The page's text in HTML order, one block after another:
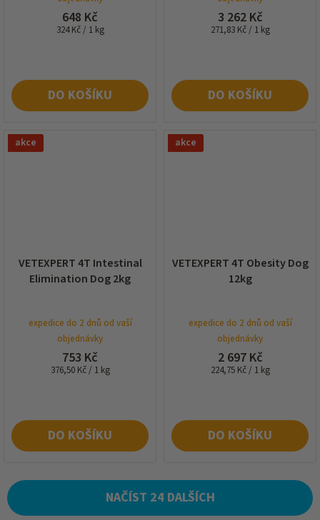
648 Kč
Měrná
324 Kč / 1 kg
DO KOŠÍKU
3 262 Kč
Měrná
271,83 Kč / 1 kg
DO KOŠÍKU
akce
VETEXPERT 4T Intestinal
Elimination Dog 2kg
expedice do 2 dnů od vaší
objednávky
753 Kč
Měrná
376,50 Kč / 1 kg
DO KOŠÍKU
akce
VETEXPERT 4T Obesity Dog
12kg
expedice do 2 dnů od vaší
objednávky
2 697 Kč
Měrná
224,75 Kč / 1 kg
DO KOŠÍKU
NAČÍST 24 DALŠÍCH